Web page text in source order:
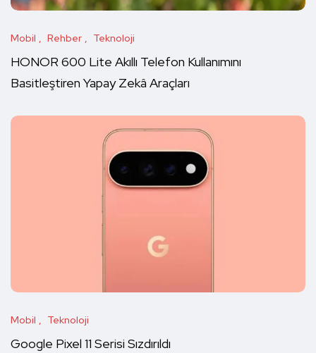
Mobil Rehber Teknoloji
HONOR 600 Lite Akıllı Telefon Kullanımını
Basitleştiren Yapay Zekâ Araçları
Mobil Teknoloji
Google Pixel 11 Serisi Sızdırıldı